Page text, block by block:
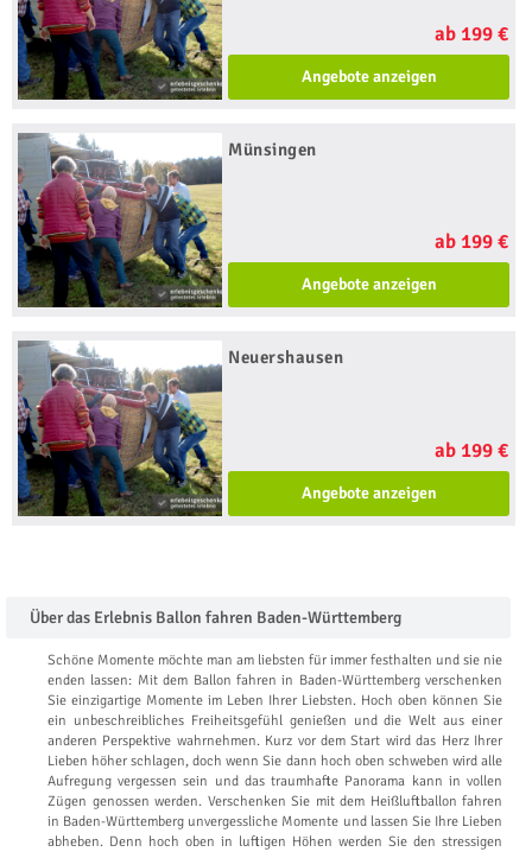
ab 199 €
Angebote anzeigen
Münsingen
ab 199 €
Angebote anzeigen
Neuershausen
ab 199 €
Angebote anzeigen
Über das Erlebnis Ballon fahren Baden-Württemberg
Schöne Momente möchte man am liebsten für immer festhalten und sie nie
enden lassen: Mit dem Ballon fahren in Baden-Württemberg verschenken
Sie einzigartige Momente im Leben Ihrer Liebsten. Hoch oben können Sie
ein unbeschreibliches Freiheitsgefühl genießen und die Welt aus einer
anderen Perspektive wahrnehmen. Kurz vor dem Start wird das Herz Ihrer
Lieben höher schlagen, doch wenn Sie dann hoch oben schweben wird alle
Aufregung vergessen sein und das traumhafte Panorama kann in vollen
Zügen genossen werden. Verschenken Sie mit dem Heißluftballon fahren
in Baden-Württemberg unvergessliche Momente und lassen Sie Ihre Lieben
abheben. Denn hoch oben in luftigen Höhen werden Sie den stressigen